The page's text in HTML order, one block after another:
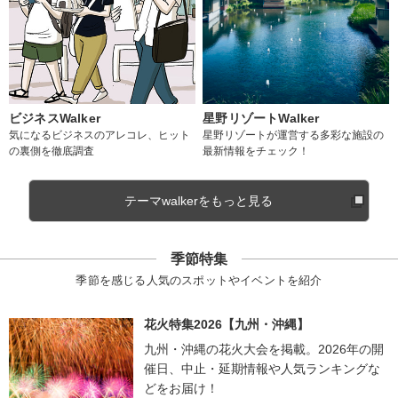
ビジネスWalker
気になるビジネスのアレコレ、ヒット
の裏側を徹底調査
星野リゾートWalker
星野リゾートが運営する多彩な施設の
最新情報をチェック！
テーマwalkerをもっと見る
季節特集
季節を感じる人気のスポットやイベントを紹介
花火特集2026【九州・沖縄】
九州・沖縄の花火大会を掲載。2026年の開
催日、中止・延期情報や人気ランキングな
どをお届け！